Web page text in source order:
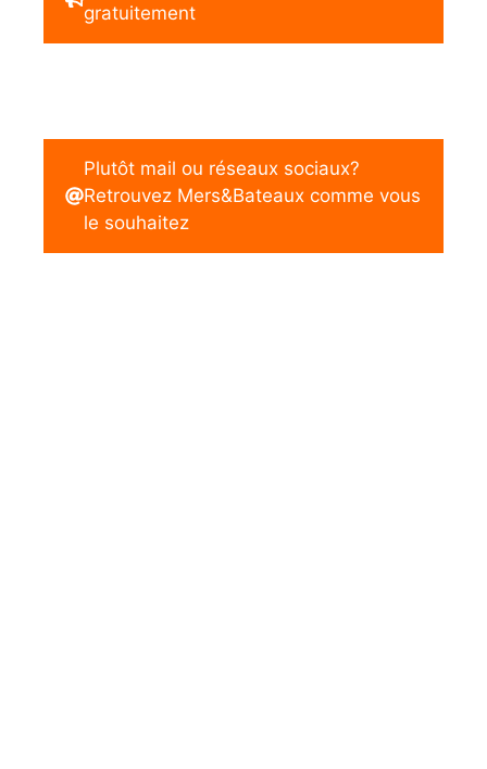
gratuitement
Plutôt mail ou réseaux sociaux?
Retrouvez Mers&Bateaux comme vous
le souhaitez